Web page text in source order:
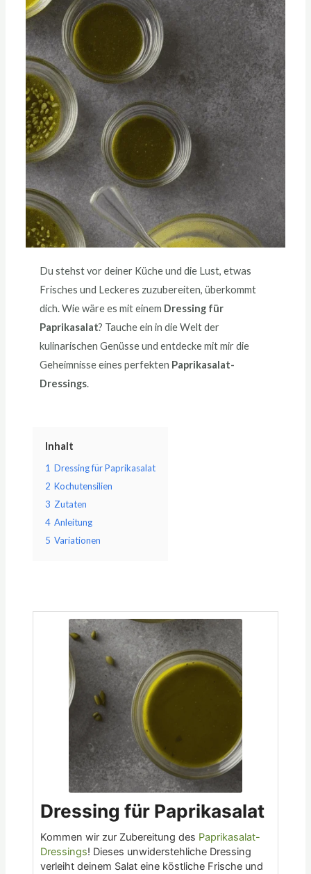
Du stehst vor deiner Küche und die Lust, etwas
Frisches und Leckeres zuzubereiten, überkommt
dich. Wie wäre es mit einem Dressing für
Paprikasalat? Tauche ein in die Welt der
kulinarischen Genüsse und entdecke mit mir die
Geheimnisse eines perfekten Paprikasalat-
Dressings.
Inhalt
1 Dressing für Paprikasalat
2 Kochutensilien
3 Zutaten
4 Anleitung
5 Variationen
Dressing für Paprikasalat
Kommen wir zur Zubereitung des Paprikasalat-
Dressings! Dieses unwiderstehliche Dressing
verleiht deinem Salat eine köstliche Frische und